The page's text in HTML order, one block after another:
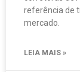
referência de
mercado.
LEIA MAIS »